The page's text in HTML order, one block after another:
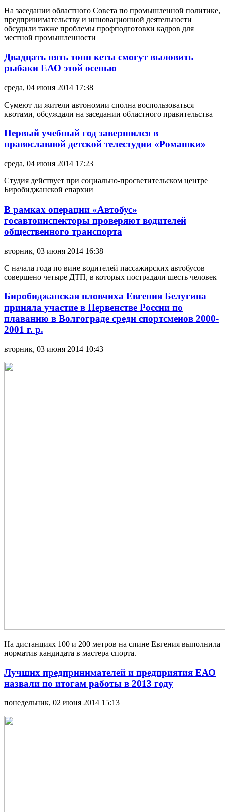
На заседании областного Совета по промышленной политике,
предпринимательству и инновационной деятельности
обсудили также проблемы профподготовки кадров для
местной промышленности
Двадцать пять тонн кеты смогут выловить
рыбаки ЕАО этой осенью
среда, 04 июня 2014 17:38
Сумеют ли жители автономии сполна воспользоваться
квотами, обсуждали на заседании областного правительства
Первый учебный год завершился в
православной детской телестудии «Ромашки»
среда, 04 июня 2014 17:23
Студия действует при социально-просветительском центре
Биробиджанской епархии
В рамках операции «Автобус»
госавтоинспекторы проверяют водителей
общественного транспорта
вторник, 03 июня 2014 16:38
С начала года по вине водителей пассажирских автобусов
совершено четыре ДТП, в которых пострадали шесть человек
Биробиджанская пловчиха Евгения Белугина
приняла участие в Первенстве России по
плаванию в Волгограде среди спортсменов 2000-
2001 г. р.
вторник, 03 июня 2014 10:43
На дистанциях 100 и 200 метров на спине Евгения выполнила
норматив кандидата в мастера спорта.
Лучших предпринимателей и предприятия ЕАО
назвали по итогам работы в 2013 году
понедельник, 02 июня 2014 15:13